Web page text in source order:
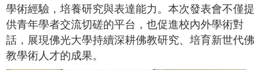
學術經驗，培養研究與表達能力。本次發表會不僅提
供青年學者交流切磋的平台，也促進校內外學術對
話，展現佛光大學持續深耕佛教研究、培育新世代佛
教學術人才的成果。